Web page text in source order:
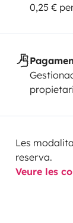
0,25 €
Les
reserva.
Veure les